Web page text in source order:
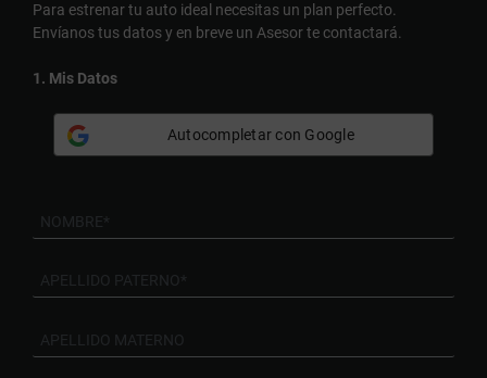
Para estrenar tu auto ideal necesitas un plan perfecto.
Envíanos tus datos y en breve un Asesor te contactará.
1. Mis Datos
Autocompletar con Google